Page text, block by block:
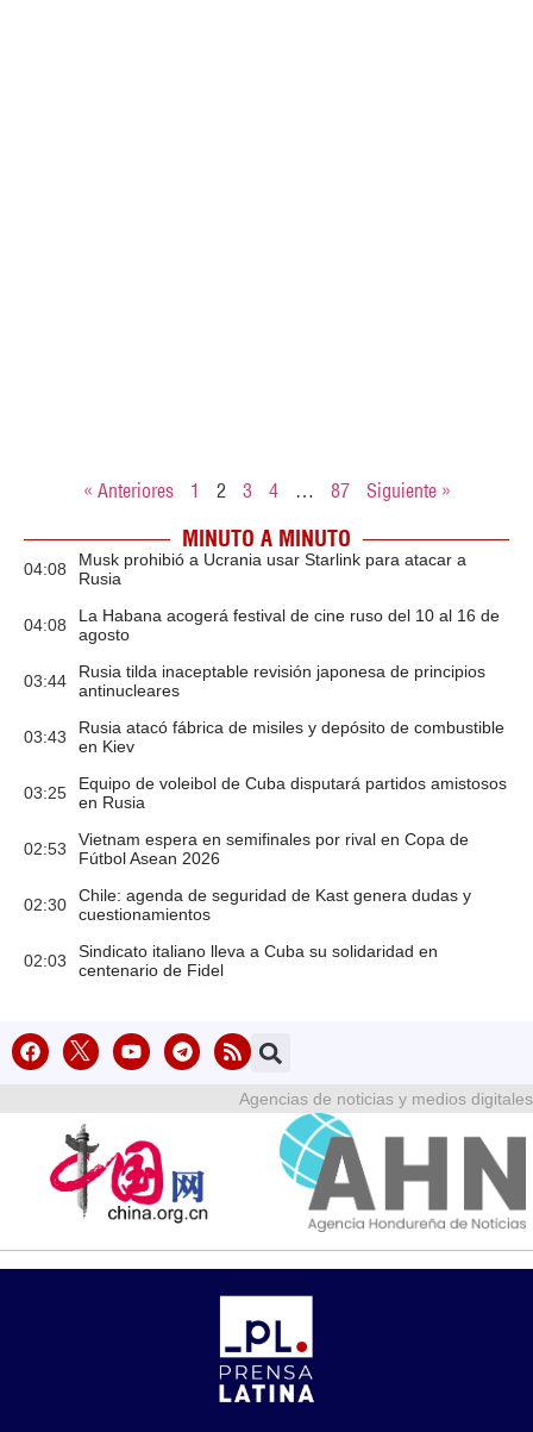
« Anteriores 1 2 3 4 … 87 Siguiente »
MINUTO A MINUTO
04:08
Musk prohibió a Ucrania usar Starlink para atacar a
Rusia
04:08
La Habana acogerá festival de cine ruso del 10 al 16 de
agosto
03:44
Rusia tilda inaceptable revisión japonesa de principios
antinucleares
03:43
Rusia atacó fábrica de misiles y depósito de combustible
en Kiev
03:25
Equipo de voleibol de Cuba disputará partidos amistosos
en Rusia
02:53
Vietnam espera en semifinales por rival en Copa de
Fútbol Asean 2026
02:30
Chile: agenda de seguridad de Kast genera dudas y
cuestionamientos
02:03
Sindicato italiano lleva a Cuba su solidaridad en
centenario de Fidel
Agencias de noticias y medios digitales